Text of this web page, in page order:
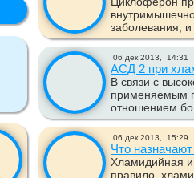
заболевания,
06 дек 2013, 14:31
АСД 2 при
В связи с
применяемым
отношением
06 дек 2013, 15:29
Что
Хламидийная
правило,